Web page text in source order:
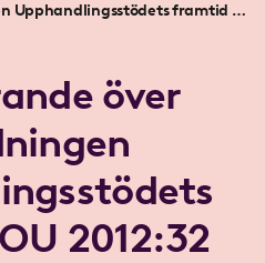
LOs yttrande över utredningen Upphandlingsstödets framtid SOU 2012:32
över
2012:32